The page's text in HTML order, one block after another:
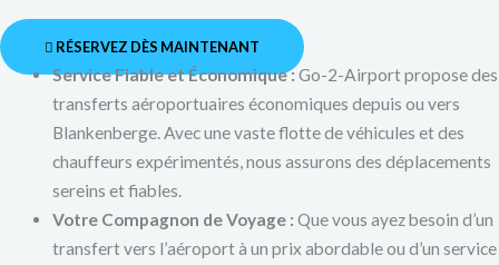
RÉSERVEZ DÈS MAINTENANT
Service Fiable et Économique :Go-2-Airport propose des
transferts aéroportuaires économiques depuis ou vers
Blankenberge. Avec une vaste flotte de véhicules et des
chauffeurs expérimentés, nous assurons des déplacements
sereins et fiables.
Votre Compagnon de Voyage : Que vous ayez besoin d’un
transfert vers l’aéroport à un prix abordable ou d’un service